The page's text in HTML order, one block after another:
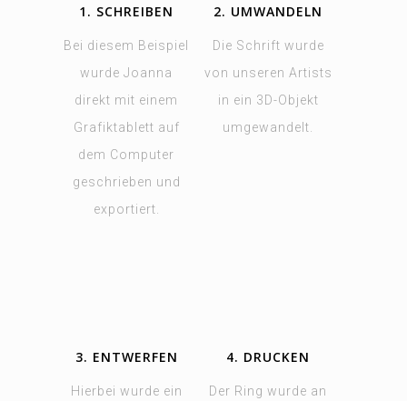
1. SCHREIBEN
Bei diesem Beispiel
wurde Joanna
direkt mit einem
Grafiktablett auf
dem Computer
geschrieben und
exportiert.
2. UMWANDELN
Die Schrift wurde
von unseren Artists
in ein 3D-Objekt
umgewandelt.
3. ENTWERFEN
Hierbei wurde ein
4. DRUCKEN
Der Ring wurde an